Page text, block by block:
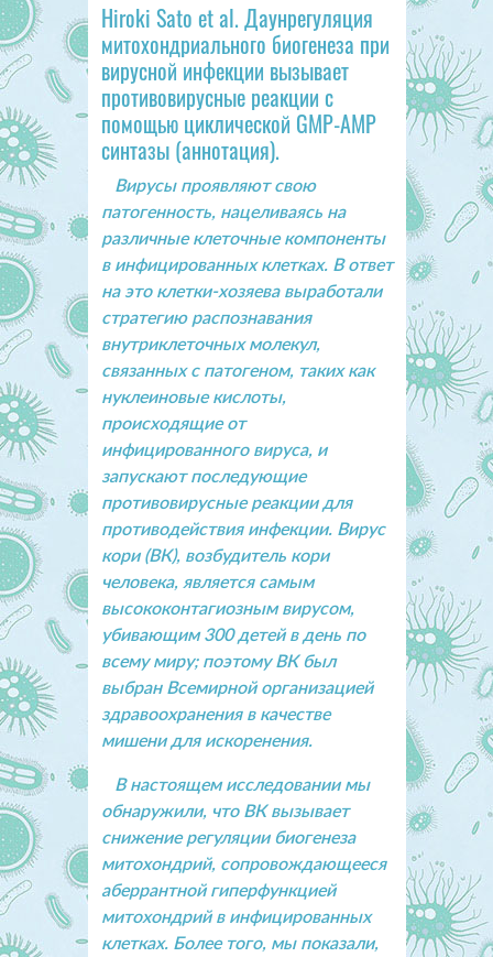
Hiroki Sato et al. Даунрегуляция
митохондриального биогенеза при
вирусной инфекции вызывает
противовирусные реакции с
помощью циклической GMP-AMP
синтазы (аннотация).
Вирусы проявляют свою
патогенность, нацеливаясь на
различные клеточные компоненты
в инфицированных клетках. В ответ
на это клетки-хозяева выработали
стратегию распознавания
внутриклеточных молекул,
связанных с патогеном, таких как
нуклеиновые кислоты,
происходящие от
инфицированного вируса, и
запускают последующие
противовирусные реакции для
противодействия инфекции. Вирус
кори (ВК), возбудитель кори
человека, является самым
высококонтагиозным вирусом,
убивающим 300 детей в день по
всему миру; поэтому ВК был
выбран Всемирной организацией
здравоохранения в качестве
мишени для искоренения.
В настоящем исследовании мы
обнаружили, что ВК вызывает
снижение регуляции биогенеза
митохондрий, сопровождающееся
аберрантной гиперфункцией
митохондрий в инфицированных
клетках. Более того, мы показали,